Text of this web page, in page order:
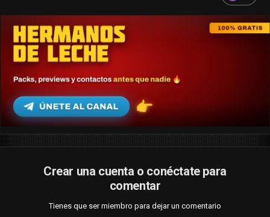
Crear una cuenta o conéctate para
comentar
Tienes que ser miembro para dejar un comentario